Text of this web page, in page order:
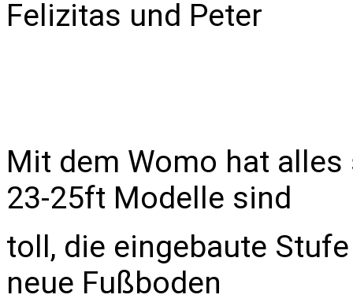
Felizitas und Peter
Mit dem Womo hat
23-25ft Modelle sind
toll, die eingebaute
neue Fußboden